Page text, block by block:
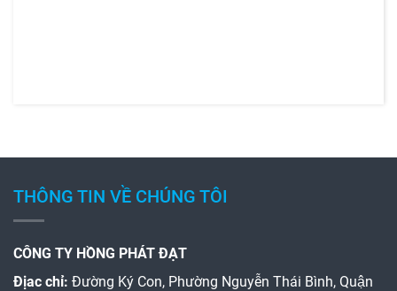
THÔNG TIN VỀ CHÚNG TÔI
CÔNG TY HỒNG PHÁT ĐẠT
Địac chỉ: Đường Ký Con, Phường Nguyễn Thái Bình, Quận